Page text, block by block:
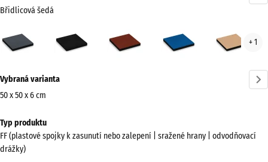
Břidlicová šedá
červená
modrá
+ 1
informací
o
Zobrazit
paletu
Vybraná varianta
50 x 50 x 6 cm
pro
dopravu
Typ produktu
FF (plastové spojky k zasunutí nebo zalepení | sražené hrany | odvodňovací
drážky)